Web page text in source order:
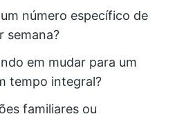
número específico de
semana?
em mudar para um
tempo integral?
familiares ou